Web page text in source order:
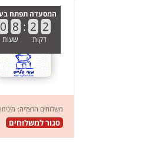
המסעדה תפתח
0 8 : 2 2
דקות שעות
משלוחים הרצליה: מינימום
סגור למשלוחים